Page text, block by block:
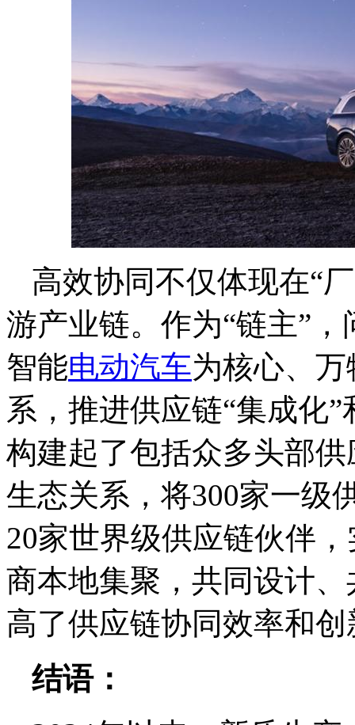
高效协同不仅体现在“
游产业链。作为“链主”
智能电动汽车为核心、
系，推进供应链“集成化
构建起了包括众多头部
生态关系，将300家一级
20家世界级供应链伙伴
商本地集聚，共同设计
高了供应链协同效率和
结语：